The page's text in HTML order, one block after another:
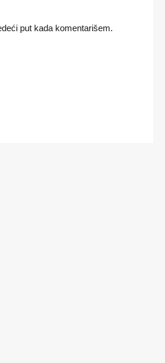
put kada komentarišem.